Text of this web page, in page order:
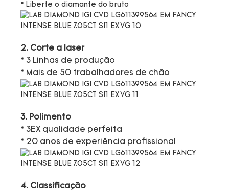
* Liberte o diamante do bruto
2. Corte a laser
* 3 Linhas de produção
* Mais de 50 trabalhadores de chão
3. Polimento
* 3EX qualidade perfeita
* 20 anos de experiência profissional
4. Classificação